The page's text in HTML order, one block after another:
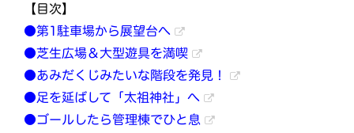
【目次】
●第1駐車場から展望台へ
●芝生広場＆大型遊具を満喫
●あみだくじみたいな階段を発見！
●足を延ばして「太祖神社」へ
●ゴールしたら管理棟でひと息